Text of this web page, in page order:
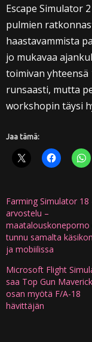
Escape Simulator
pulmien
haastavammista
jo mukavaa
toimivan yhteensä
runsaasti, mutta
workshopin täysi
Jaa tämä:
Farming Simulator 18
arvostelu –
maatalouskoneporno
tunnu samalta
ja mobiilissa
Microsoft Flight
saa Top Gun
osan myötä F/A-18
hävittäjän